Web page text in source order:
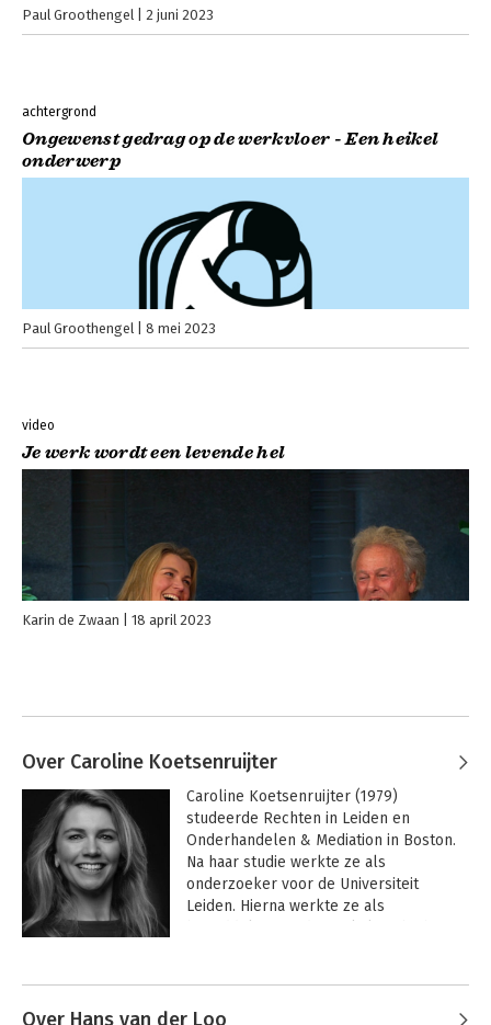
Paul Groothengel 2 juni 2023
achtergrond
Ongewenst gedrag op de werkvloer - Een heikel
onderwerp
Paul Groothengel 8 mei 2023
video
Je werk wordt een levende hel
Karin de Zwaan 18 april 2023
Over Caroline Koetsenruijter
Caroline Koetsenruijter (1979)
studeerde Rechten in Leiden en
Onderhandelen & Mediation in Boston.
Na haar studie werkte ze als
onderzoeker voor de Universiteit
Leiden. Hierna werkte ze als
Over Hans van der Loo